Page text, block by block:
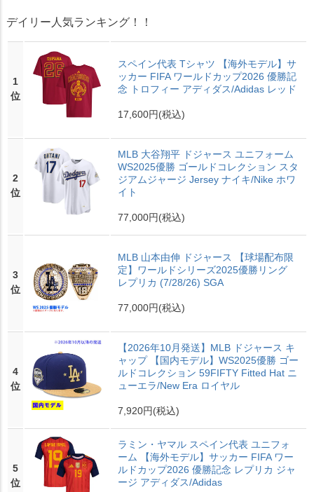
デイリー人気ランキング！！
1
位
スペイン代表 Tシャツ 【海外モデル】サ
ッカー FIFA ワールドカップ2026 優勝記
念 トロフィー アディダス/Adidas レッド
17,600円(税込)
2
位
MLB 大谷翔平 ドジャース ユニフォーム
WS2025優勝 ゴールドコレクション スタ
ジアムジャージ Jersey ナイキ/Nike ホワ
イト
77,000円(税込)
3
位
MLB 山本由伸 ドジャース 【球場配布限
定】ワールドシリーズ2025優勝リング
レプリカ (7/28/26) SGA
77,000円(税込)
4
位
【2026年10月発送】MLB ドジャース キ
ャップ 【国内モデル】WS2025優勝 ゴー
ルドコレクション 59FIFTY Fitted Hat ニ
ューエラ/New Era ロイヤル
7,920円(税込)
5
位
ラミン・ヤマル スペイン代表 ユニフォ
ーム 【海外モデル】サッカー FIFA ワー
ルドカップ2026 優勝記念 レプリカ ジャ
ージ アディダス/Adidas